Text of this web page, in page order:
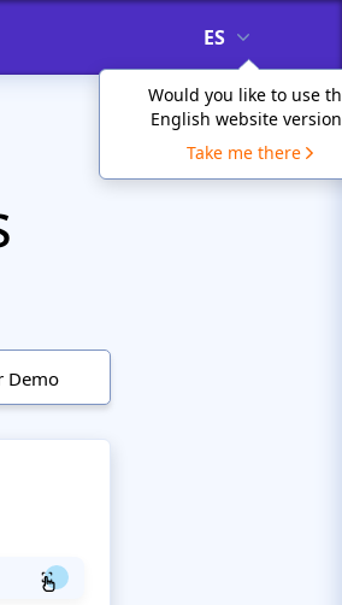
ES
Would you like to use
English website
Take me there
Demo